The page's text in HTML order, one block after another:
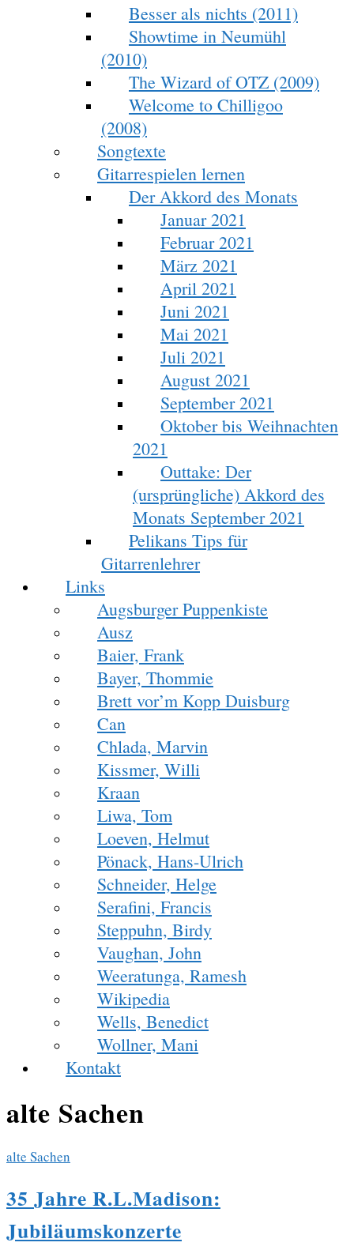
Besser als nichts (2011)
Showtime in Neumühl
(2010)
The Wizard of OTZ (2009)
Welcome to Chilligoo
(2008)
Songtexte
Gitarrespielen lernen
Der Akkord des Monats
Januar 2021
Februar 2021
März 2021
April 2021
Juni 2021
Mai 2021
Juli 2021
August 2021
September 2021
Oktober bis Weihnachten
2021
Outtake: Der
(ursprüngliche) Akkord des
Monats September 2021
Pelikans Tips für
Gitarrenlehrer
Links
Augsburger Puppenkiste
Ausz
Baier, Frank
Bayer, Thommie
Brett vor’m Kopp Duisburg
Can
Chlada, Marvin
Kissmer, Willi
Kraan
Liwa, Tom
Loeven, Helmut
Pönack, Hans-Ulrich
Schneider, Helge
Serafini, Francis
Steppuhn, Birdy
Vaughan, John
Weeratunga, Ramesh
Wikipedia
Wells, Benedict
Wollner, Mani
Kontakt
alte Sachen
alte Sachen
35 Jahre R.L.Madison:
Jubiläumskonzerte